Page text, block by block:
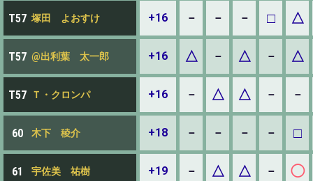
T57 塚田 よおすけ +16 － － － □ △
T57 @出利葉 太一郎 +16 △ － △ － △
T57 Ｔ・クロンパ +16 － △ △ － －
60 木下 稜介 +18 － － － － □
61 宇佐美 祐樹 +19 － △ △ － ◯